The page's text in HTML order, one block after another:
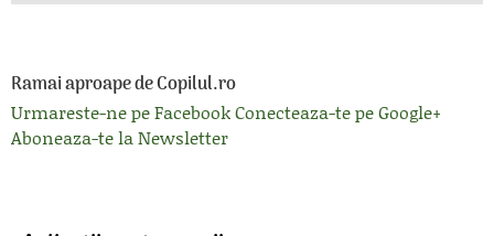
Ramai aproape de Copilul.ro
Urmareste-ne pe FacebookConecteaza-te pe Google+
Aboneaza-te la Newsletter